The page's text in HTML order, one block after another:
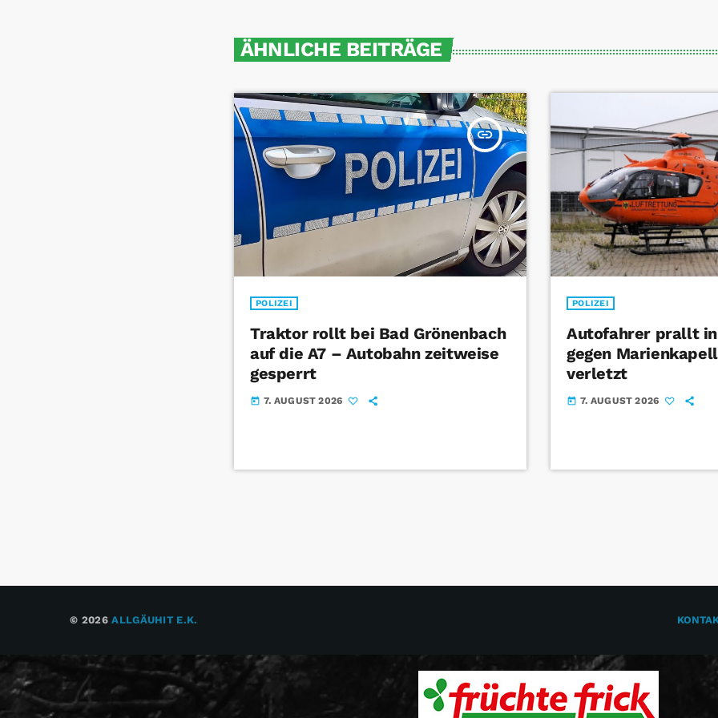
ÄHNLICHE BEITRÄGE
insert_link
POLIZEI
Traktor rollt bei Bad Grönenbach
auf die A7 – Autobahn zeitweise
gesperrt
today 7. AUGUST 2026
POLIZEI
Autofahrer prallt
gegen
verletzt
today 7. AUGUST 2026
© 2026ALLGÄUHIT E.K.